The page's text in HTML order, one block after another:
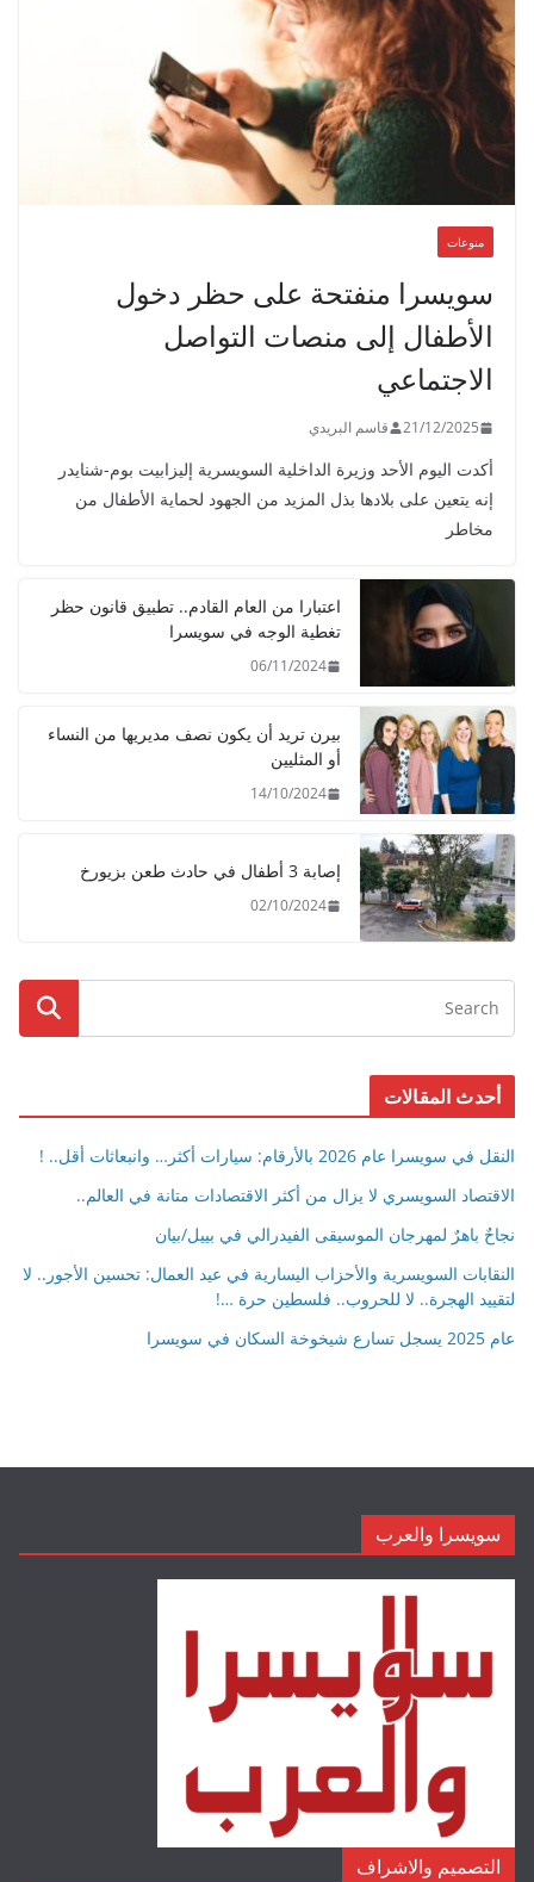
منوعات
سويسرا منفتحة على حظر دخول
الأطفال إلى منصات التواصل
الاجتماعي
21/12/2025 قاسم البريدي
أكدت اليوم الأحد وزيرة الداخلية السويسرية إليزابيت بوم-شنايدر
إنه يتعين على بلادها بذل المزيد من الجهود لحماية الأطفال من
مخاطر
اعتبارا من العام القادم.. تطبيق قانون حظر
تغطية الوجه في سويسرا
06/11/2024
بيرن تريد أن يكون نصف مديريها من النساء
أو المثليين
14/10/2024
إصابة 3 أطفال في حادث طعن بزيورخ
02/10/2024
أحدث المقالات
النقل في سويسرا عام 2026 بالأرقام: سيارات أكثر… وانبعاثات أقل.. !
الاقتصاد السويسري لا يزال من أكثر الاقتصادات متانة في العالم..
نجاحٌ باهرٌ لمهرجان الموسيقى الفيدرالي في بييل/بيان
النقابات السويسرية والأحزاب اليسارية في عيد العمال: تحسين الأجور.. لا
لتقييد الهجرة.. لا للحروب.. فلسطين حرة …!
عام 2025 يسجل تسارع شيخوخة السكان في سويسرا
سويسرا والعرب
التصميم والاشراف